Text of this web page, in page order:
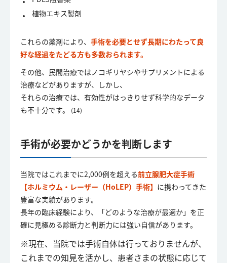
植物エキス製剤
これらの薬剤により、 手術を必要とせず長期にわたって良
好な経過をたどる方も多数おられます。
その他、民間治療ではノコギリヤシやサプリメントによる
治療などがありますが、しかし、
それらの治療では、有効性がはっきりせず科学的なデータ
も不十分です。
(14)
手術が必要かどうかを判断します
当院ではこれまでに2,000例を超える前立腺肥大症手術
【ホルミウム・レーザー（HoLEP）手術】 に携わってきた
豊富な実績があります。
長年の臨床経験により、「どのような治療が最適か」を正
確に見極める診断力と判断力には強い自信があります。
※現在、当院では手術自体は行っておりませんが、
これまでの知見を活かし、患者さまの状態に応じて